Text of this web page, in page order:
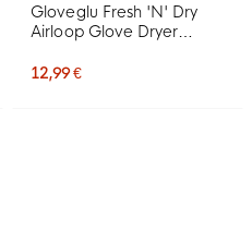
Gloveglu Fresh 'N' Dry
Airloop Glove Dryer
Gardien de But
12,99 €